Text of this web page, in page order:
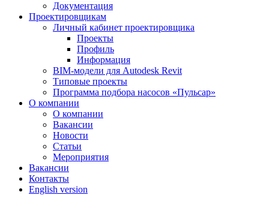
Документация
Проектировщикам
Личный кабинет проектировщика
Проекты
Профиль
Информация
BIM-модели для Autodesk Revit
Типовые проекты
Программа подбора насосов «Пульсар»
О компании
О компании
Вакансии
Новости
Статьи
Мероприятия
Вакансии
Контакты
English version